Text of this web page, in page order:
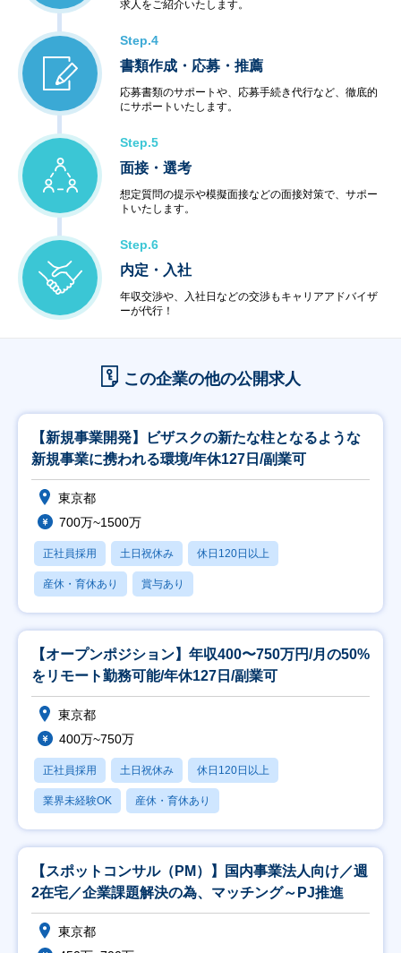
求人をご紹介いたします。
Step.4
書類作成・応募・推薦
応募書類のサポートや、応募手続き代行など、徹底的
にサポートいたします。
Step.5
面接・選考
想定質問の提示や模擬面接などの面接対策で、サポー
トいたします。
Step.6
内定・入社
年収交渉や、入社日などの交渉もキャリアアドバイザ
ーが代行！
この企業の他の公開求人
【新規事業開発】ビザスクの新たな柱となるような
新規事業に携われる環境/年休127日/副業可
東京都
700万~1500万
正社員採用 土日祝休み 休日120日以上
産休・育休あり 賞与あり
【オープンポジション】年収400〜750万円/月の50%
をリモート勤務可能/年休127日/副業可
東京都
400万~750万
正社員採用 土日祝休み 休日120日以上
業界未経験OK 産休・育休あり
【スポットコンサル（PM）】国内事業法人向け／週
2在宅／企業課題解決の為、マッチング～PJ推進
東京都